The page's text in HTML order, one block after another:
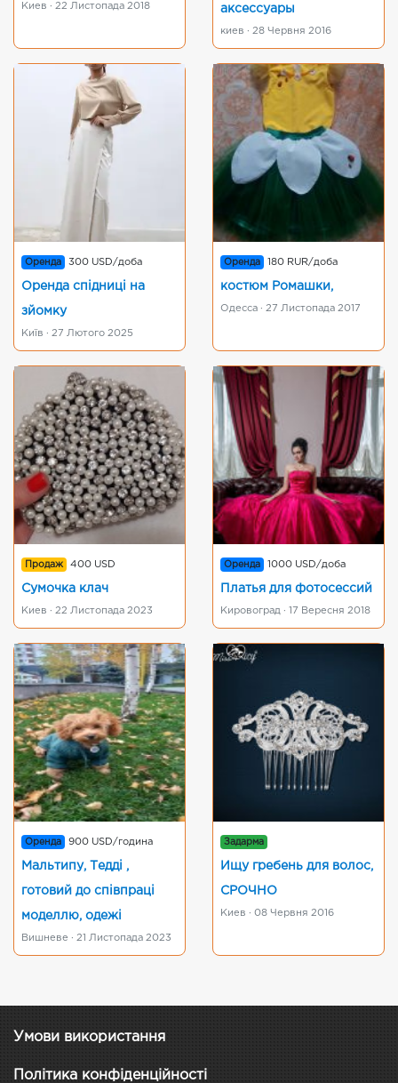
Киев · 22 Листопада 2018 аксессуары
киев · 28 Червня 2016
Оренда 300 USD/доба
Оренда спідниці на
зйомку
Київ · 27 Лютого 2025
Оренда 180 RUR/доба
костюм Ромашки,
Одесса · 27 Листопада 2017
Продаж 400 USD
Сумочка клач
Киев · 22 Листопада 2023
Оренда 1000 USD/доба
Платья для фотосессий
Кировоград · 17 Вересня 2018
Оренда 900 USD/година
Мальтипу, Тедді ,
готовий до співпраці
моделлю, одежі
Вишневе · 21 Листопада 2023
Задарма
Ищу гребень для волос,
СРОЧНО
Киев · 08 Червня 2016
Умови використання
Політика конфіденційності